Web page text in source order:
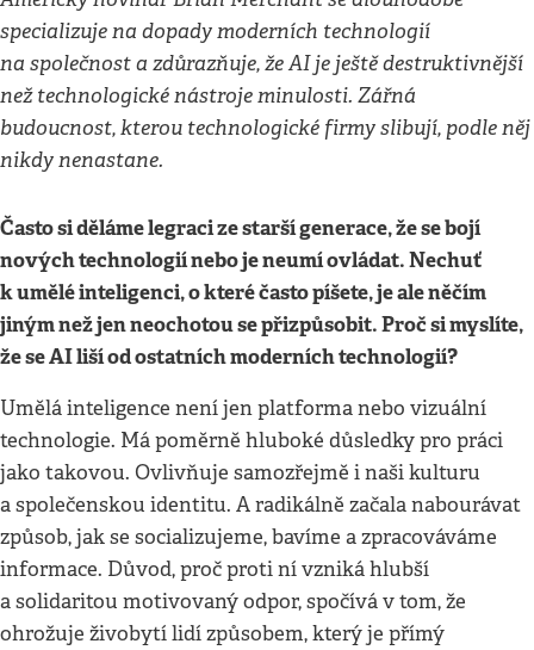
specializuje na dopady moderních technologií
na společnost a zdůrazňuje, že AI je ještě destruktivnější
než technologické nástroje minulosti. Zářná
budoucnost, kterou technologické firmy slibují, podle něj
nikdy nenastane.
Často si děláme legraci ze starší generace, že se bojí
nových technologií nebo je neumí ovládat. Nechuť
k umělé inteligenci, o které často píšete, je ale něčím
jiným než jen neochotou se přizpůsobit. Proč si myslíte,
že se AI liší od ostatních moderních technologií?
Umělá inteligence není jen platforma nebo vizuální
technologie. Má poměrně hluboké důsledky pro práci
jako takovou. Ovlivňuje samozřejmě i naši kulturu
a společenskou identitu. A radikálně začala nabourávat
způsob, jak se socializujeme, bavíme a zpracováváme
informace. Důvod, proč proti ní vzniká hlubší
a solidaritou motivovaný odpor, spočívá v tom, že
ohrožuje živobytí lidí způsobem, který je přímý